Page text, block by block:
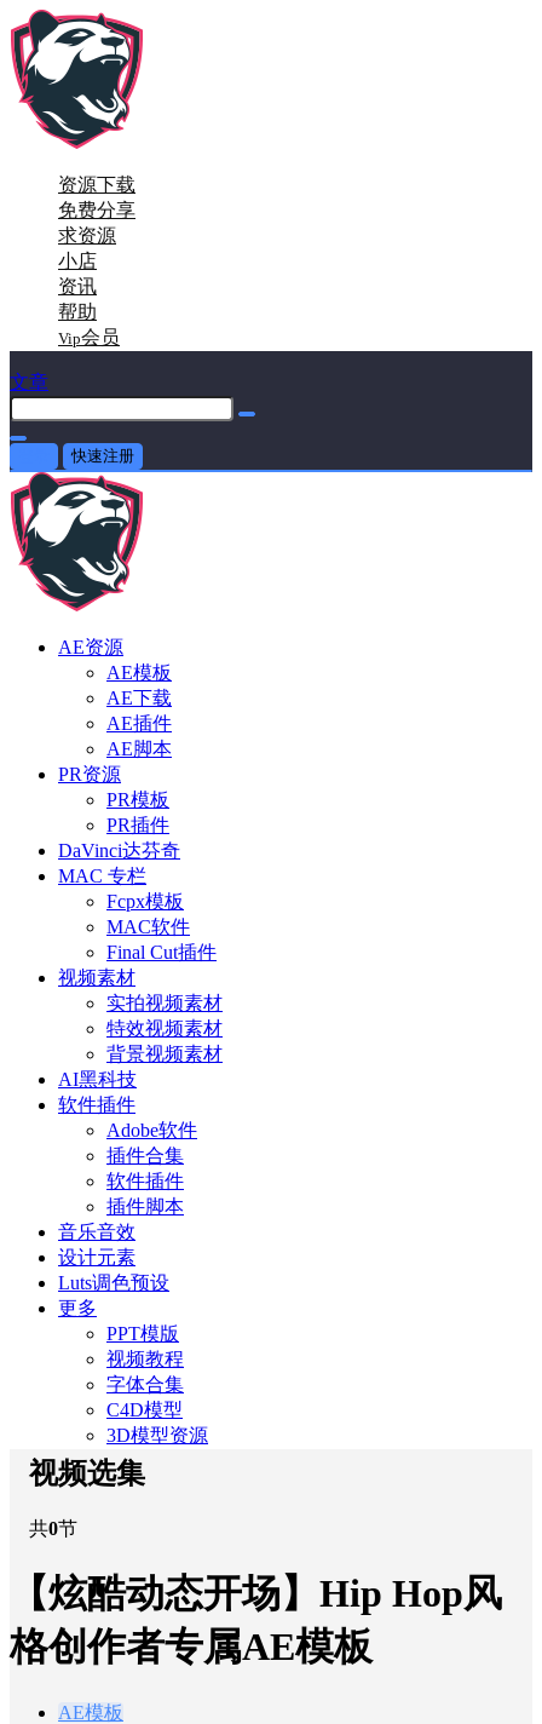
资源下载
免费分享
求资源
小店
资讯
帮助
Vip会员
文章
快速注册
AE资源
AE模板
AE下载
AE插件
AE脚本
PR资源
PR模板
PR插件
DaVinci达芬奇
MAC 专栏
Fcpx模板
MAC软件
Final Cut插件
视频素材
实拍视频素材
特效视频素材
背景视频素材
AI黑科技
软件插件
Adobe软件
插件合集
软件插件
插件脚本
音乐音效
设计元素
Luts调色预设
更多
PPT模版
视频教程
字体合集
C4D模型
3D模型资源
视频选集
共0节
【炫酷动态开场】Hip Hop风
格创作者专属AE模板
AE模板